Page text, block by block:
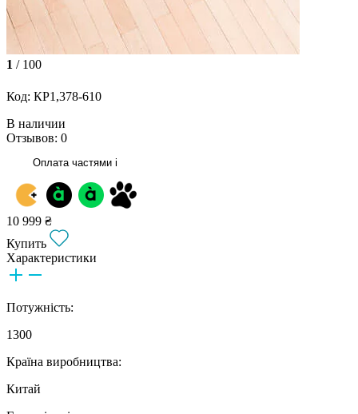
1 / 100
Код: КР1,378-610
В наличии
Отзывов: 0
Оплата частями i
10 999 ₴
Купить
Характеристики
Потужність:
1300
Країна виробництва:
Китай